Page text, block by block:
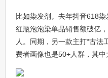
比如染发剂。去年抖音618
红瓶泡泡染单品销售额破亿
人。同期，另一款主打“古法
费者画像也是50+人群，其中